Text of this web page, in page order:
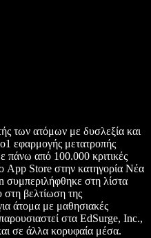
των ατόμων με δυσλεξία και
εφαρμογής μετατροπής
πάνω από 100.000 κριτικές
App Store στην κατηγορία Νέα
στη λίστα
στη βελτίωση της
άτομα με μαθησιακές
στα EdSurge, Inc.,
σε άλλα κορυφαία μέσα.